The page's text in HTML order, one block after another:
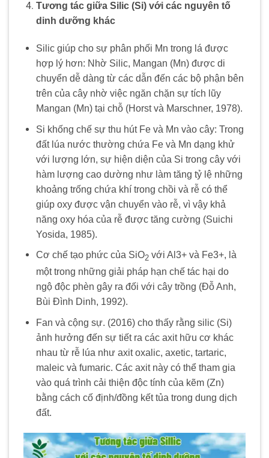
Tương tác giữa Silic (Si) với các nguyên tố
dinh dưỡng khác
Silic giúp cho sự phân phối Mn trong lá được
hợp lý hơn: Nhờ Silic, Mangan (Mn) được di
chuyển dễ dàng từ các dẫn đến các bộ phận bên
trên của cây nhờ việc ngăn chặn sự tích lũy
Mangan (Mn) tại chỗ (Horst và Marschner, 1978).
Si khống chế sự thu hút Fe và Mn vào cây: Trong
đất lúa nước thường chứa Fe và Mn dạng khử
với lượng lớn, sự hiện diện của Si trong cây với
hàm lượng cao dường như làm tăng tỷ lệ những
khoảng trống chứa khí trong chồi và rễ có thể
giúp oxy được vận chuyển vào rễ, vì vậy khả
năng oxy hóa của rễ được tăng cường (Suichi
Yosida, 1985).
Cơ chế tạo phức của SiO2 với Al3+ và Fe3+, là
một trong những giải pháp hạn chế tác hại do
ngộ độc phèn gây ra đối với cây trồng (Đỗ Anh,
Bùi Đình Dinh, 1992).
Fan và cộng sự. (2016) cho thấy rằng silic (Si)
ảnh hưởng đến sự tiết ra các axit hữu cơ khác
nhau từ rễ lúa như axit oxalic, axetic, tartaric,
maleic và fumaric. Các axit này có thể tham gia
vào quá trình cải thiện độc tính của kẽm (Zn)
bằng cách cố định/đồng kết tủa trong dung dịch
đất.